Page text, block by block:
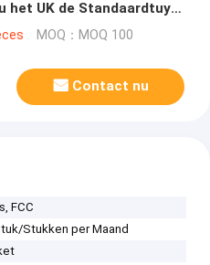
het UK de Standaardtuya
Smart Homestem van
MOQ：MOQ 100
Contact nu
FCC
Stukken per Maand